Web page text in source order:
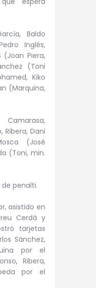
Baldo
Inglés,
(Joan Piera,
(Toni
Kiko
(Marquina,
Camarasa,
Ribera, Dani
(José
(Toni, min.
de penalti.
asistido en
Cerdá y
tarjetas
Sánchez,
por el
Ribera,
por el